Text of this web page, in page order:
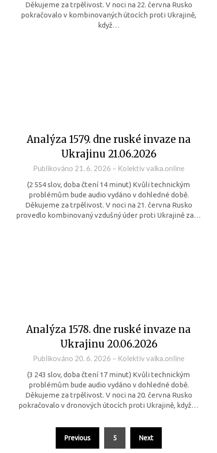
Děkujeme za trpělivost. V noci na 22. června Rusko
pokračovalo v kombinovaných útocích proti Ukrajině,
když…
Analýza 1579. dne ruské invaze na
Ukrajinu 21.06.2026
Publikováno 21. 6. 2026 – Kolektiv valka.online
(2 554 slov, doba čtení 14 minut) Kvůli technickým
problémům bude audio vydáno v dohledné době.
Děkujeme za trpělivost. V noci na 21. června Rusko
provedlo kombinovaný vzdušný úder proti Ukrajině za…
Analýza 1578. dne ruské invaze na
Ukrajinu 20.06.2026
Publikováno 20. 6. 2026 – Kolektiv valka.online
(3 243 slov, doba čtení 17 minut) Kvůli technickým
problémům bude audio vydáno v dohledné době.
Děkujeme za trpělivost. V noci na 20. června Rusko
pokračovalo v dronových útocích proti Ukrajině, když…
Previous 5 Next